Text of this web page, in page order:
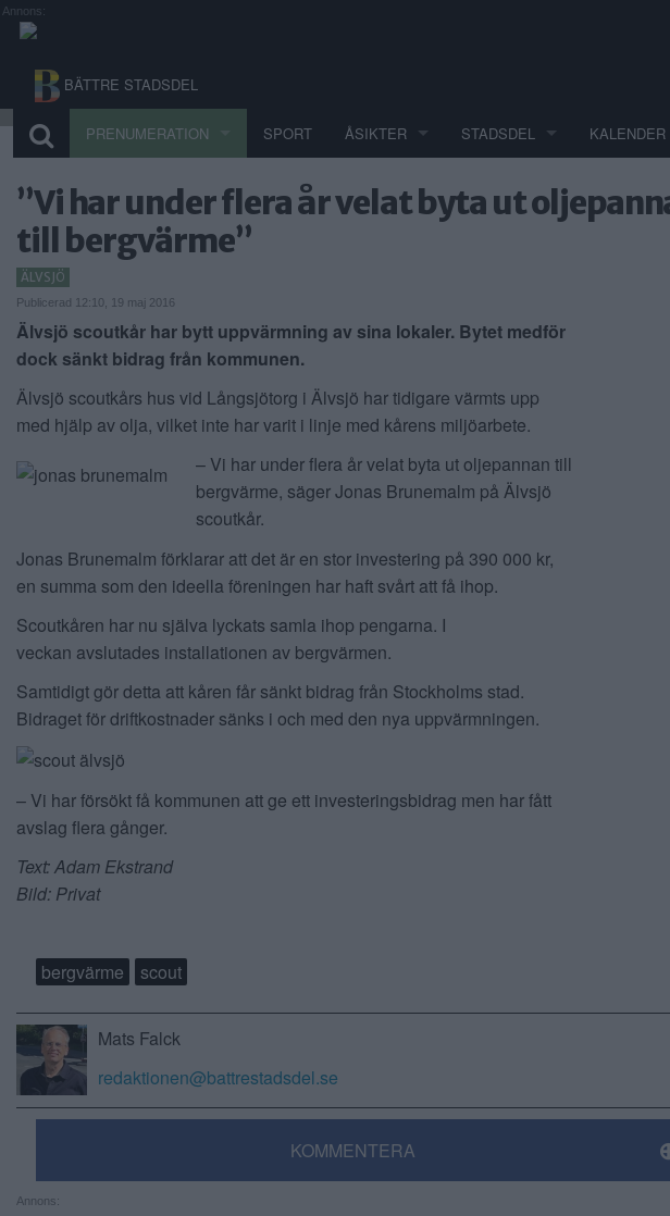
Annons:
BÄTTRE STADSDEL
PRENUMERATION SPORT ÅSIKTER STADSDEL KALENDER
”Vi har under flera år velat byta ut
till bergvärme”
ÄLVSJÖ
Publicerad 12:10, 19 maj 2016
Älvsjö scoutkår har bytt uppvärmning av sina lokaler. Bytet medför
dock sänkt bidrag från kommunen.
Älvsjö scoutkårs hus vid Långsjötorg i Älvsjö har tidigare värmts upp
med hjälp av olja, vilket inte har varit i linje med kårens miljöarbete.
– Vi har under flera år velat byta ut oljepannan till
bergvärme, säger Jonas Brunemalm på Älvsjö
scoutkår.
Jonas Brunemalm förklarar att det är en stor investering på 390 000 kr,
en summa som den ideella föreningen har haft svårt att få ihop.
Scoutkåren har nu själva lyckats samla ihop pengarna. I
veckan avslutades installationen av bergvärmen.
Samtidigt gör detta att kåren får sänkt bidrag från Stockholms stad.
Bidraget för driftkostnader sänks i och med den nya uppvärmningen.
– Vi har försökt få kommunen att ge ett investeringsbidrag men har fått
avslag flera gånger.
Text: Adam Ekstrand
Bild: Privat
bergvärme scout
Mats Falck
redaktionen@battrestadsdel.se
KOMMENTERA
Annons: